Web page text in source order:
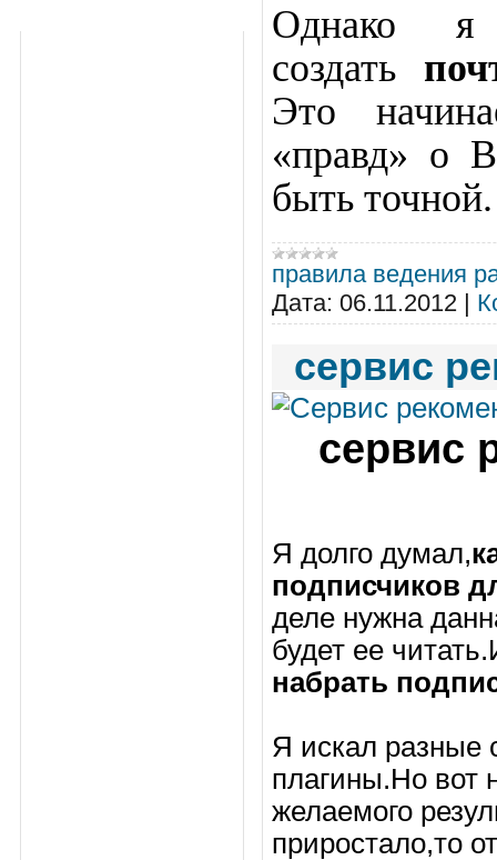
Однако
создать
Это
«правд» о
быть точной.
правила ведения
Дата: 06.11.2012 |
сервис
сервис
Я долго думал,
подписчиков
деле нужна
будет ее
набрать
Я искал разные
плагины.Но вот
желаемого
приростало,то